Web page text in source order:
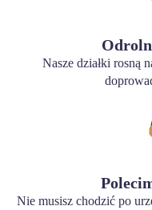
Nasze działki rosną
Nie musisz chodzić po